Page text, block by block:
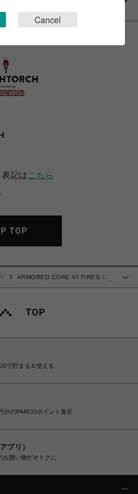
記は こちら
TOP
ARMORED CORE VI FIRES OF
で貯まる＆使える
分のPARCOポイント進呈
プリ）
お買い物がオトクに
Cancel